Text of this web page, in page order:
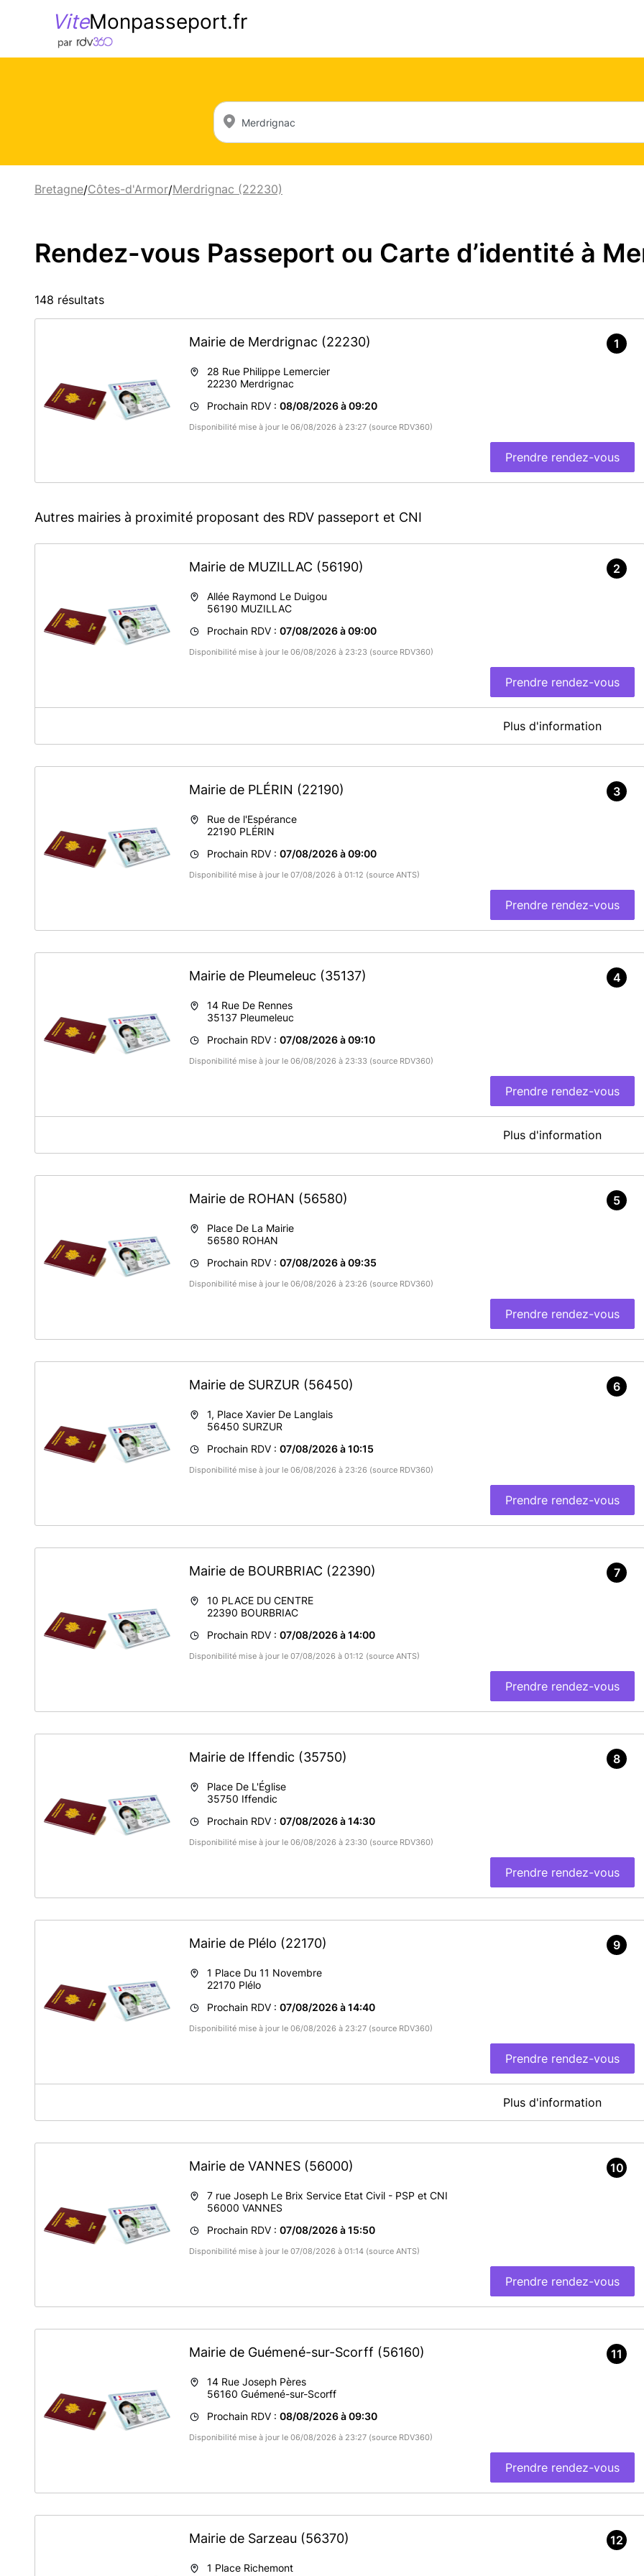
ViteMonpasseport.fr
Bretagne/Côtes-d'Armor/Merdrignac (22230)
Rendez-vous Passeport ou Carte d’identité à
148 résultats
Mairie de Merdrignac (22230)
28 Rue Philippe Lemercier
22230 Merdrignac
Prochain RDV : 08/08/2026 à 09:20
Disponibilité mise à jour le 06/08/2026 à 23:27 (source RDV360)
Prendre rendez-vous
1
Autres mairies à proximité proposant des RDV passeport et CNI
Mairie de MUZILLAC (56190)
Allée Raymond Le Duigou
56190 MUZILLAC
Prochain RDV : 07/08/2026 à 09:00
Disponibilité mise à jour le 06/08/2026 à 23:23 (source RDV360)
Prendre rendez-vous
2
PIÈCES JUSTIFICATIVES ~
Plus d'information
Mairie de PLÉRIN (22190)
Rue de l'Espérance
22190 PLÉRIN
Prochain RDV : 07/08/2026 à 09:00
Disponibilité mise à jour le 07/08/2026 à 01:12 (source ANTS)
Prendre rendez-vous
3
Mairie de Pleumeleuc (35137)
14 Rue De Rennes
35137 Pleumeleuc
Prochain RDV : 07/08/2026 à 09:10
Disponibilité mise à jour le 06/08/2026 à 23:33 (source RDV360)
Prendre rendez-vous
4
En savoir plus
Plus d'information
Mairie de ROHAN (56580)
Place De La Mairie
56580 ROHAN
Prochain RDV : 07/08/2026 à 09:35
Disponibilité mise à jour le 06/08/2026 à 23:26 (source RDV360)
Prendre rendez-vous
5
Mairie de SURZUR (56450)
1, Place Xavier De Langlais
56450 SURZUR
Prochain RDV : 07/08/2026 à 10:15
Disponibilité mise à jour le 06/08/2026 à 23:26 (source RDV360)
Prendre rendez-vous
6
Mairie de BOURBRIAC (22390)
10 PLACE DU CENTRE
22390 BOURBRIAC
Prochain RDV : 07/08/2026 à 14:00
Disponibilité mise à jour le 07/08/2026 à 01:12 (source ANTS)
Prendre rendez-vous
7
Mairie de Iffendic (35750)
Place De L'Église
35750 Iffendic
Prochain RDV : 07/08/2026 à 14:30
Disponibilité mise à jour le 06/08/2026 à 23:30 (source RDV360)
Prendre rendez-vous
8
Mairie de Plélo (22170)
1 Place Du 11 Novembre
22170 Plélo
Prochain RDV : 07/08/2026 à 14:40
Disponibilité mise à jour le 06/08/2026 à 23:27 (source RDV360)
Prendre rendez-vous
9
France Services Plélo peut vous accompagner pour cette étape.
valide 5 ans après la date
qui est indiquée, vous ne pouvez pas en demander le renouvellement avant cette nouvelle date d'expiration.
Exceptions : changement d’adresse, changement d’état civil (mariage, divorce, changement de prénom ou de nom),
voyage avec justificatifs.
Plus d'information
Mairie de VANNES (56000)
7 rue Joseph Le Brix Service Etat Civil - PSP et CNI
56000 VANNES
Prochain RDV : 07/08/2026 à 15:50
Disponibilité mise à jour le 07/08/2026 à 01:14 (source ANTS)
Prendre rendez-vous
10
Mairie de Guémené-sur-Scorff (56160)
14 Rue Joseph Pères
56160 Guémené-sur-Scorff
Prochain RDV : 08/08/2026 à 09:30
Disponibilité mise à jour le 06/08/2026 à 23:27 (source RDV360)
Prendre rendez-vous
11
Mairie de Sarzeau (56370)
1 Place Richemont
12